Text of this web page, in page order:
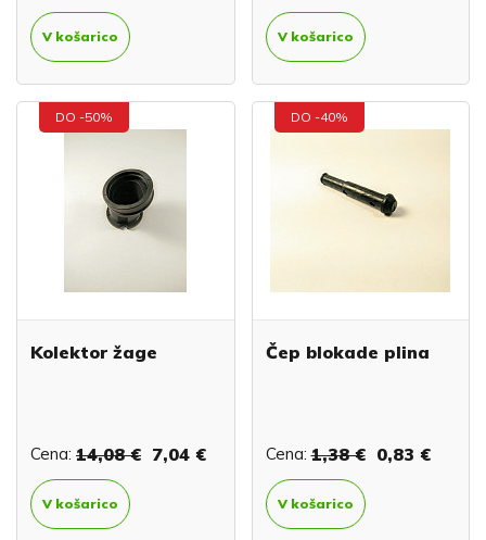
V košarico V košarico
DO -50%
Kolektor žage
Cena: 14,08 € 7,04 €
V košarico
DO -40%
Čep blokade plina
Cena: 1,38 € 0,83 €
V košarico